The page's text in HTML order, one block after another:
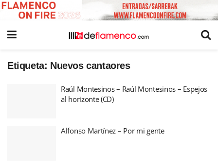
Etiqueta: Nuevos cantaores
Raúl Montesinos – Raúl Montesinos – Espejos
al horizonte (CD)
Alfonso Martínez – Por mi gente